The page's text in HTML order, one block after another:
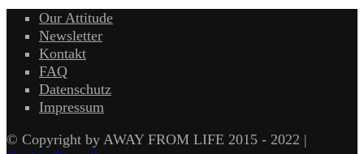
Our Attitude
Newsletter
Kontakt
FAQ
Datenschutz
Impressum
© Copyright by AWAY FROM LIFE 2015 - 2022 |